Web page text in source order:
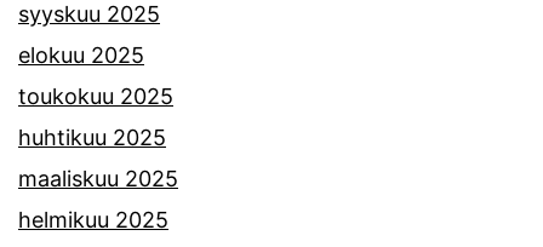
syyskuu 2025
elokuu 2025
toukokuu 2025
huhtikuu 2025
maaliskuu 2025
helmikuu 2025